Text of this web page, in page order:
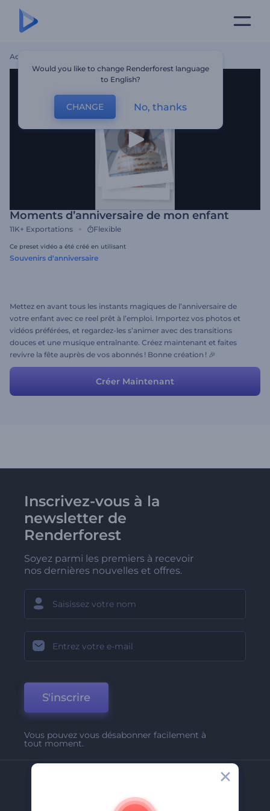
Accueil
Moments d’anniversaire de mon enfant
11K+ Exportations Flexible
Ce preset vidéo a été créé en utilisant
Souvenirs d'anniversaire
Mettez en avant tous les instants magiques de l’anniversaire de
votre enfant avec ce reel prêt à l’emploi. Importez vos photos et
vidéos préférées, et regardez-les s’animer avec des transitions
douces et une musique entraînante. Créez maintenant et faites
revivre la fête auprès de vos abonnés ! Bonne création ! 🎉
Créer Maintenant
Inscrivez-vous à la
newsletter de
Renderforest
Soyez parmi les premiers à recevoir
nos dernières nouvelles et offres.
S'inscrire
Vous pouvez vous désabonner facilement à
tout moment.
A Propos De Nous
Would you like to change Renderforest language
to English?
CHANGE No, thanks